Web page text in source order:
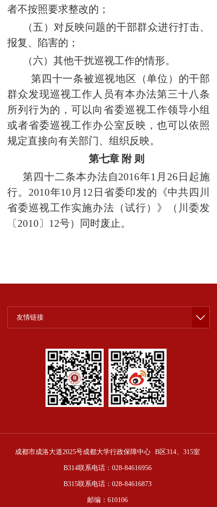
者不按照要求整改的；
（五）对反映问题的干部群众进行打击、
报复、陷害的；
（六）其他干扰巡视工作的情形。
第四十一条被巡视地区（单位）的干部
群众发现巡视工作人员有本办法第三十八条
所列行为的，可以向省委巡视工作领导小组
或者省委巡视工作办公室反映，也可以依照
规定直接向有关部门、组织反映。
第七章 附 则
第四十二条本办法自2016年1月26日起施
行。2010年10月12日省委印发的《中共四川
省委巡视工作实施办法（试行）》（川委发
〔2010〕12号）同时废止。
友情链接
成都市成洛大道2025号成都大学行政保障中心 B区314、315室
B314联系电话：028-84616956
B315联系电话：028-84616873
邮编：610106